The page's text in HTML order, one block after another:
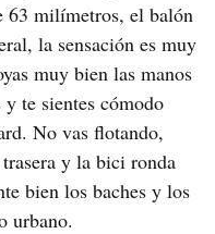
63 milímetros, el balón
la sensación es muy
muy bien las manos
te sientes cómodo
No vas flotando,
y la bici ronda
bien los baches y los
urbano.